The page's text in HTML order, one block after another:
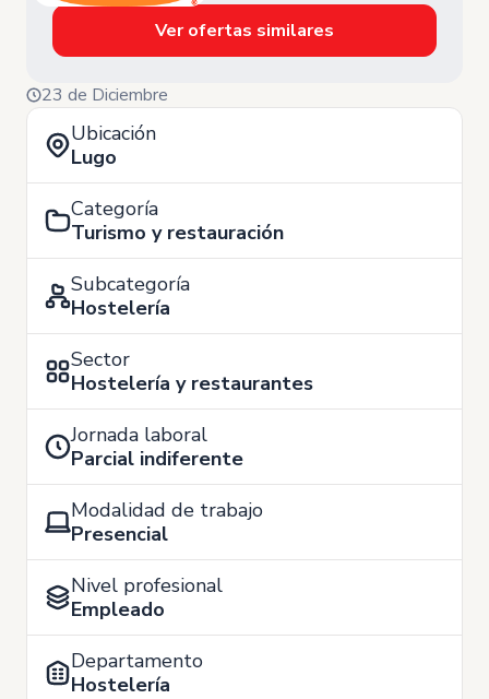
Ver ofertas similares
23 de Diciembre
Ubicación
Lugo
Categoría
Turismo y restauración
Subcategoría
Hostelería
Sector
Hostelería y restaurantes
Jornada laboral
Parcial indiferente
Modalidad de trabajo
Presencial
Nivel profesional
Empleado
Departamento
Hostelería